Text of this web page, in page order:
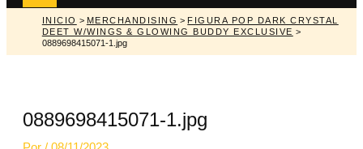
INICIO > MERCHANDISING > FIGURA POP DARK CRYSTAL
DEET W/WINGS & GLOWING BUDDY EXCLUSIVE >
0889698415071-1.jpg
0889698415071-1.jpg